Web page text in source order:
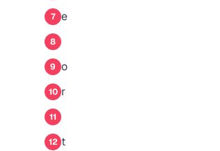
7 e
8
9 o
10 r
11
12 t